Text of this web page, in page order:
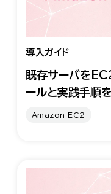
導入ガイド
既存サーバを
ールと実践手順
Amazon EC2